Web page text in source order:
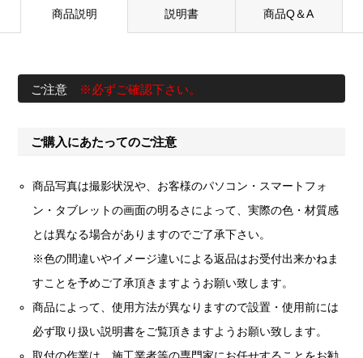
商品説明 説明書 商品Q＆A
ご注意 ※必ずご確認下さい。
ご購入にあたってのご注意
商品写真は撮影状況や、お客様のパソコン・スマートフォ
ン・タブレットの画面の明るさによって、実際の色・材質感
とは異なる場合がありますのでご了承下さい。
※色の間違いやイメージ違いによる返品はお受付出来かねま
すことを予めご了承頂きますようお願い致します。
商品によって、使用方法が異なりますので設置・使用前には
必ず取り扱い説明書をご覧頂きますようお願い致します。